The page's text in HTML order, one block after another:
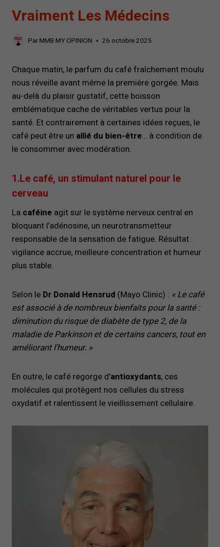
Vraiment Les Médecins
Par MMB MY OPINION 26 octobre 2025
Chaque matin, le parfum du café fraîchement moulu
nous réveille avant même la première gorgée. Mais
au-delà du plaisir gustatif, cette boisson
emblématique cache de véritables vertus pour la
santé. Et contrairement à certaines idées reçues, le
café peut être un allié du bien-être… à condition de
le consommer avec modération.
1.Le café, un stimulant naturel pour le
cerveau
La caféine agit sur le système nerveux central en
bloquant l’adénosine, un neurotransmetteur
responsable de la sensation de fatigue. Résultat :
vigilance accrue, meilleure concentration et humeur
plus stable.
Selon le Dr Donald Hensrud (Mayo Clinic) : « Le café
est associé à de nombreux bienfaits pour la santé :
diminution du risque de diabète de type 2, de la
maladie de Parkinson et de certains cancers, tout en
améliorant l’humeur. »
En outre, le café regorge d’antioxydants, ces
molécules qui protègent nos cellules du stress
oxydatif et ralentissent le vieillissement cellulaire.